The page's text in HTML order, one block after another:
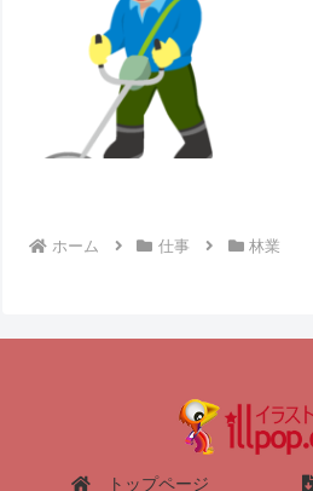
ホーム 仕事 林業
トップページ